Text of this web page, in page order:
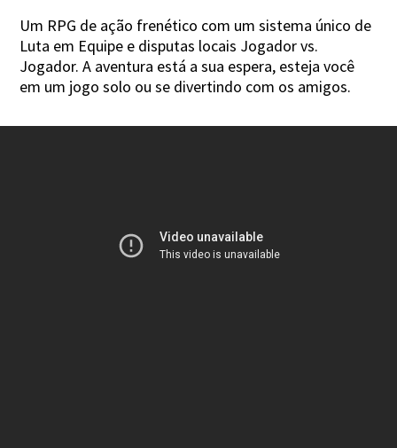
Um RPG de ação frenético com um sistema único de
Luta em Equipe e disputas locais Jogador vs.
Jogador. A aventura está a sua espera, esteja você
em um jogo solo ou se divertindo com os amigos.